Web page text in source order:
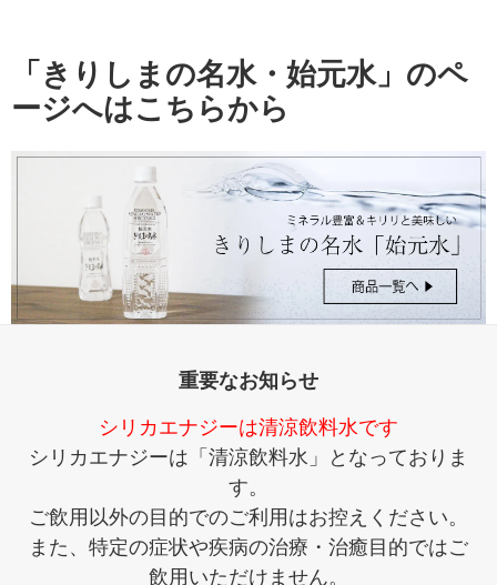
「きりしまの名水・始元水」のペ
ージへはこちらから
重要なお知らせ
シリカエナジーは清涼飲料水です
シリカエナジーは「清涼飲料水」となっておりま
す。
ご飲用以外の目的でのご利用はお控えください。
また、特定の症状や疾病の治療・治癒目的ではご
飲用いただけません。